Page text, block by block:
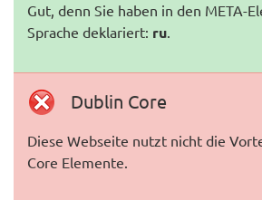
Gut, denn Sie haben in den META-
Sprache deklariert: ru.
Dublin Core
Diese Webseite nutzt nicht die
Core Elemente.